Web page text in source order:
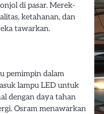
di pasar. Merek-
ketahanan, dan
tawarkan.
pemimpin dalam
lampu LED untuk
dengan daya tahan
Osram menawarkan